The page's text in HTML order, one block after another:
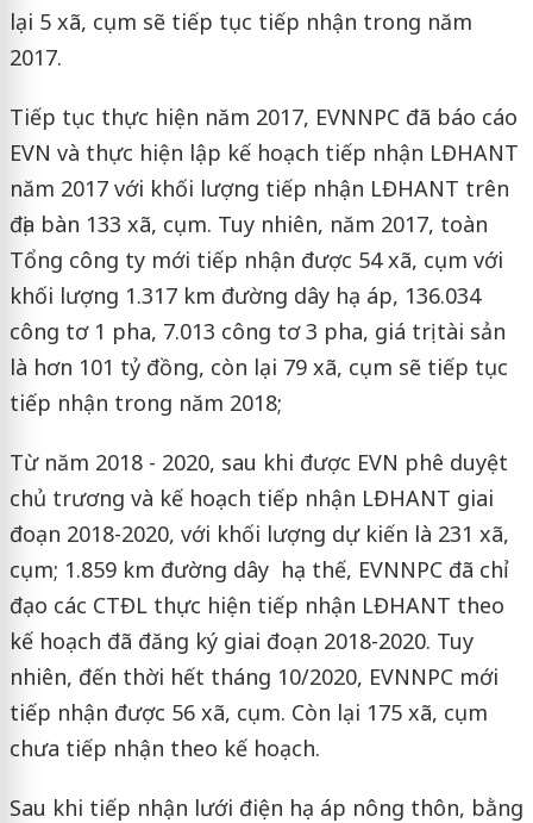
lại 5 xã, cụm sẽ tiếp tục tiếp nhận trong năm
2017.
Tiếp tục thực hiện năm 2017, EVNNPC đã báo cáo
EVN và thực hiện lập kế hoạch tiếp nhận LĐHANT
năm 2017 với khối lượng tiếp nhận LĐHANT trên
địa bàn 133 xã, cụm. Tuy nhiên, năm 2017, toàn
Tổng công ty mới tiếp nhận được 54 xã, cụm với
khối lượng 1.317 km đường dây hạ áp, 136.034
công tơ 1 pha, 7.013 công tơ 3 pha, giá trị tài sản
là hơn 101 tỷ đồng, còn lại 79 xã, cụm sẽ tiếp tục
tiếp nhận trong năm 2018;
Từ năm 2018 - 2020, sau khi được EVN phê duyệt
chủ trương và kế hoạch tiếp nhận LĐHANT giai
đoạn 2018-2020, với khối lượng dự kiến là 231 xã,
cụm; 1.859 km đường dây hạ thế, EVNNPC đã chỉ
đạo các CTĐL thực hiện tiếp nhận LĐHANT theo
kế hoạch đã đăng ký giai đoạn 2018-2020. Tuy
nhiên, đến thời hết tháng 10/2020, EVNNPC mới
tiếp nhận được 56 xã, cụm. Còn lại 175 xã, cụm
chưa tiếp nhận theo kế hoạch.
Sau khi tiếp nhận lưới điện hạ áp nông thôn, bằng